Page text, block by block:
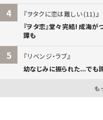
4
ヲタクに恋は難しい (11)
『ヲタ恋』堂々完結! 成海
譚も
5
リベンジ・ラブ
幼なじみに振られた...でも諦
も